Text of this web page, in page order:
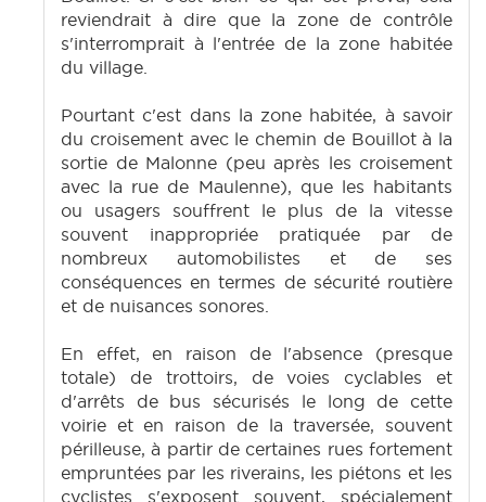
reviendrait à dire que la zone de contrôle
s'interromprait à l'entrée de la zone habitée
du village.
Pourtant c'est dans la zone habitée, à savoir
du croisement avec le chemin de Bouillot à la
sortie de Malonne (peu après les croisement
avec la rue de Maulenne), que les habitants
ou usagers souffrent le plus de la vitesse
souvent inappropriée pratiquée par de
nombreux automobilistes et de ses
conséquences en termes de sécurité routière
et de nuisances sonores.
En effet, en raison de l'absence (presque
totale) de trottoirs, de voies cyclables et
d'arrêts de bus sécurisés le long de cette
voirie et en raison de la traversée, souvent
périlleuse, à partir de certaines rues fortement
empruntées par les riverains, les piétons et les
cyclistes s'exposent souvent, spécialement